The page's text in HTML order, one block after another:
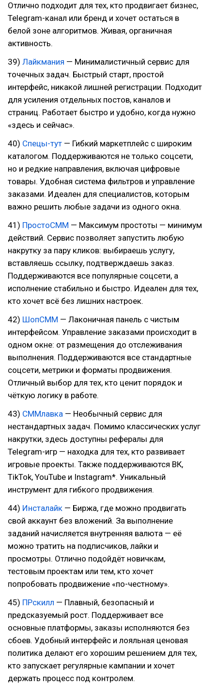
Отлично подходит для тех, кто продвигает бизнес,
Telegram-канал или бренд и хочет остаться в
белой зоне алгоритмов. Живая, органичная
активность.
39) Лайкмания — Минималистичный сервис для
точечных задач. Быстрый старт, простой
интерфейс, никакой лишней регистрации. Подходит
для усиления отдельных постов, каналов и
страниц. Работает быстро и удобно, когда нужно
«здесь и сейчас».
40) Спецы-тут — Гибкий маркетплейс с широким
каталогом. Поддерживаются не только соцсети,
но и редкие направления, включая цифровые
товары. Удобная система фильтров и управление
заказами. Идеален для специалистов, которым
важно решить любые задачи из одного окна.
41) ПростоСММ — Максимум простоты — минимум
действий. Сервис позволяет запустить любую
накрутку за пару кликов: выбираешь услугу,
вставляешь ссылку, подтверждаешь заказ.
Поддерживаются все популярные соцсети, а
исполнение стабильно и быстро. Идеален для тех,
кто хочет всё без лишних настроек.
42) ШопСММ — Лаконичная панель с чистым
интерфейсом. Управление заказами происходит в
одном окне: от размещения до отслеживания
выполнения. Поддерживаются все стандартные
соцсети, метрики и форматы продвижения.
Отличный выбор для тех, кто ценит порядок и
чёткую логику в работе.
43) СММлавка — Необычный сервис для
нестандартных задач. Помимо классических услуг
накрутки, здесь доступны рефералы для
Telegram-игр — находка для тех, кто развивает
игровые проекты. Также поддерживаются ВК,
TikTok, YouTube и Instagram*. Уникальный
инструмент для гибкого продвижения.
44) Инсталайк — Биржа, где можно продвигать
свой аккаунт без вложений. За выполнение
заданий начисляется внутренняя валюта — её
можно тратить на подписчиков, лайки и
просмотры. Отлично подойдёт новичкам,
тестовым проектам или тем, кто хочет
попробовать продвижение «по-честному».
45) ПРскилл — Плавный, безопасный и
предсказуемый рост. Поддерживает все
основные платформы, заказы исполняются без
сбоев. Удобный интерфейс и лояльная ценовая
политика делают его хорошим решением для тех,
кто запускает регулярные кампании и хочет
держать процесс под контролем.